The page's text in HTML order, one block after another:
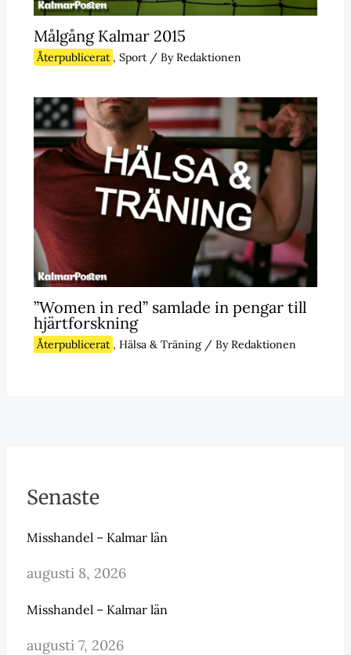
Målgång Kalmar 2015
Återpublicerat , Sport/ ByRedaktionen
”Women in red” samlade in pengar till
hjärtforskning
Återpublicerat , Hälsa & Träning/ ByRedaktionen
Senaste
Misshandel – Kalmar län
augusti 8, 2026
Misshandel – Kalmar län
augusti 7, 2026